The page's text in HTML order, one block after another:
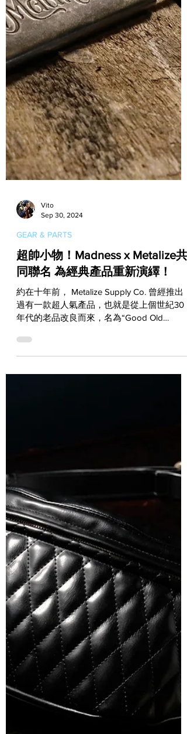
Vito
Sep 30, 2024
GEAR & PARTS
超帥小物！Madness x Metalize共
同聯名 為經典產品重新演繹！
約在十年前， Metalize Supply Co. 曾經推出
過有一款超人氣產品，也就是從上個世紀30
不僅有了全新模樣，更結合上 Madness 的設
計理念而成就出雙品牌聯名的價值！...